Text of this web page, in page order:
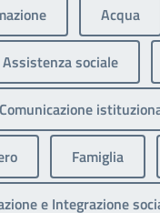
Acqua
Assistenza sociale
Comunicazione
Famiglia
e Integrazione